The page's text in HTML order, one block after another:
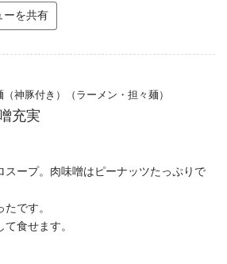
ーを共有
神豚付き）（ラーメン・担々麺）
充実
スープ。肉味噌はピーナッツたっぷりで
です。
食せます。